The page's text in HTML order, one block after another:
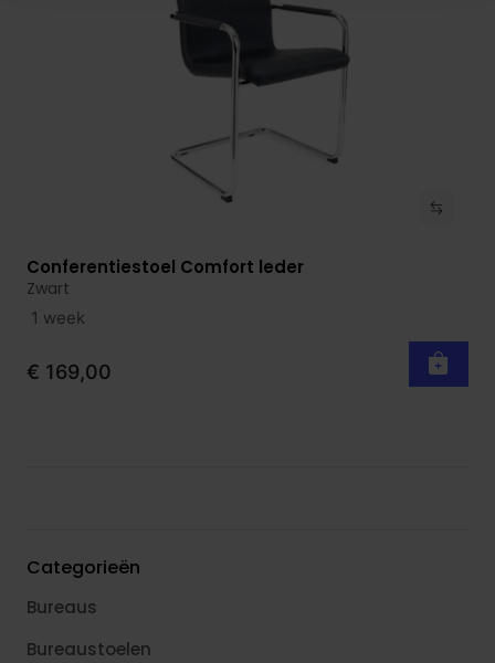
Bekijk product
Conferentiestoel Comfort leder
Zwart
1 week
€ 169,00
Categorieën
Bureaus
Bureaustoelen